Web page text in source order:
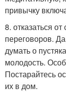
привычку
8. отказаться
переговоров.
думать о
молодость.
Постарайтесь
их в дом.